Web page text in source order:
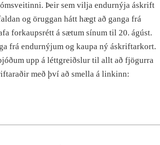
Þeir sem vilja endurnýja áskrift
og öruggan hátt hægt að ganga frá
forkaupsrétt á sætum sínum til 20. ágúst.
frá endurnýjum og kaupa ný áskriftarkort.
upp á léttgreiðslur til allt að fjögurra
með því að smella á linkinn: